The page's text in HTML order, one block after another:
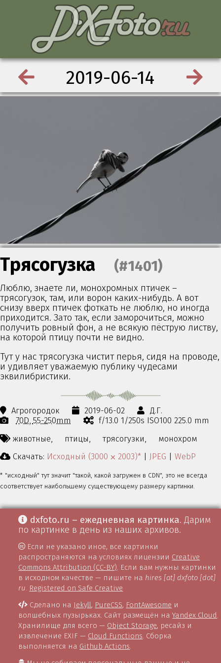
2019-06-14
Трясогузка (#1401)
Люблю, знаете ли, монохромных птичек –
трясогузок, там, или ворон каких-нибудь. А вот
снизу вверх птичек фоткать не люблю, но иногда
приходится. Зато так, если заморочиться, можно
получить ровный фон, а не всякую пёструю листву,
на которой птицу почти не видно.
Тут у нас трясогузка чистит перья, сидя на проводе,
и удивляет уважаемую публику чудесами
эквилибристики.
Агрогородок 2019-06-02
Д.Г.
70D 55-250mm
f/13.0 1/250s ISO100 225.0 mm
животные,
птицы, трясогузки,
монохром
Скачать: Исходный (3000 ⨉ 2003)* JPEG WebP
* "исходный" тут значит "такой, какой загружен в CDN", это не всегда
соответствует наибольшему существующему размеру картинки.
dxfoto.ru – ежедневная картинка. Дарим
по картинке в день из наших архивов.
Если не указано иное, все картинки
распространяются на условиях лицензии Creative
Commons Attribution (CC-BY). Если вам нужны картинки
в исходном качестве — пишите на hires [at] dxfoto [dot]
ru. Registered on Safe Creative
Сделано на Jekyll, PureCSS, FontAwesome и
волшебных пузырьках. Сайт размещён наYandex Cloud.
Хранилище для всего — Object Storage, ресайз и
извлечение EXIF — Cloud Functions. Сборка
выполняется на Github Actions.